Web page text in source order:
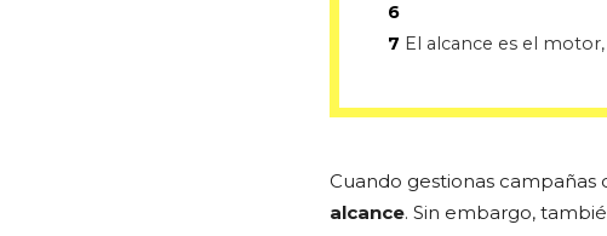
6
7 El alcance es el
Cuando gestionas campañas
alcance. Sin embargo,